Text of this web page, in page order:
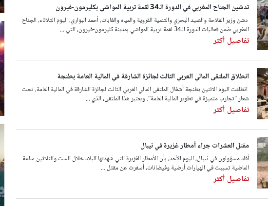
تدشين الجناح المغربي في الدورة الـ34 لقمة تربية المواشي بكليرمون-فيرون
دشن وزير الفلاحة والصيد البحري والتنمية القروية والمياه والغابات، أحمد البواري، اليوم الثلاثاء، الجناح
المغربي ضمن فعاليات الدورة الـ34 لقمة تربية المواشي بمدينة كليرمون-فيرون، التي ...
تفاصيل أكثر
انطلاق الملتقى المالي العربي الثالث لجائزة الشارقة في المالية العامة بطنجة
انطلقت اليوم الاثنين بطنجة أشغال الملتقى المالي العربي الثالث لجائزة الشارقة في المالية العامة، تحت
شعار "تجارب متميزة في تطوير المالية العامة". ويعتبر هذا الملتقى، الذي ...
تفاصيل أكثر
مقتل العشرات جراء أمطار غزيرة في نيبال
أفاد مسؤولون في نيبال، اليوم الأحد، بأن الأمطار الغزيرة التي شهدتها البلاد خلال الست والثلاثين ساعة
الماضية تسببت في انهيارات أرضية وفيضانات، أسفرت عن مقتل ...
تفاصيل أكثر